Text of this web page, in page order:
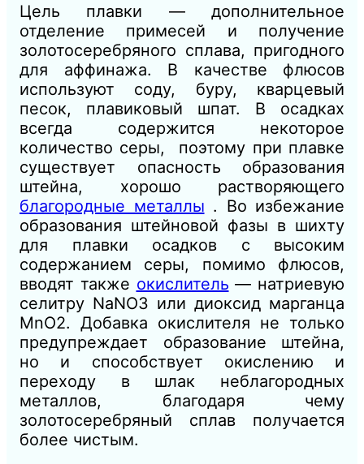
Цель плавки — дополнительное
отделение примесей и получение
золотосеребряного сплава, пригодного
для аффинажа. В качестве флюсов
используют соду, буру, кварцевый
песок, плавиковый шпат. В осадках
всегда содержится некоторое
количество серы, поэтому при плавке
существует опасность образования
штейна, хорошо растворяющего
благородные металлы . Во избежание
образования штейновой фазы в шихту
для плавки осадков с высоким
содержанием серы, помимо флюсов,
вводят также окислитель — натриевую
селитру NaNО3 или диоксид марганца
МnO2. Добавка окислителя не только
предупреждает образование штейна,
но и способствует окислению и
переходу в шлак неблагородных
металлов, благодаря чему
золотосеребряный сплав получается
более чистым.